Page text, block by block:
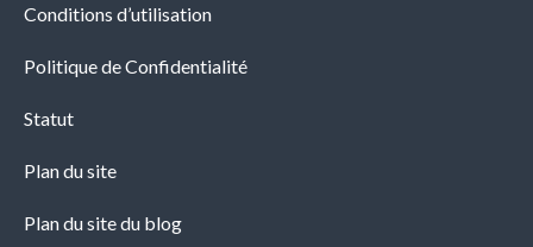
Conditions d’utilisation
Politique de Confidentialité
Statut
Plan du site
Plan du site du blog